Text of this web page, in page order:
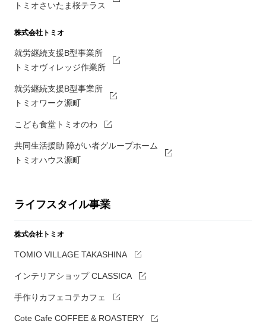
トミオさいたま桜テラス
株式会社トミオ
就労継続支援B型事業所
トミオヴィレッジ作業所
就労継続支援B型事業所
トミオワーク源町
こども食堂トミオのわ
共同生活援助 障がい者グループホーム
トミオハウス源町
ライフスタイル事業
株式会社トミオ
TOMIO VILLAGE TAKASHINA
インテリアショップ CLASSICA
手作りカフェコテカフェ
Cote Cafe COFFEE & ROASTERY